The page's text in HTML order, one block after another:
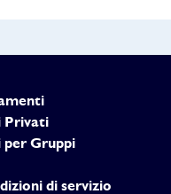
Privati
Gruppi
di servizio